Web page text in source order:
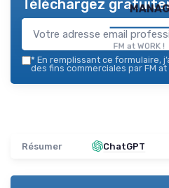
FM at WORK
Téléchargez
* En remplissant ce formulaire,
des fins commerciales par FM at
Résumer ChatGPT